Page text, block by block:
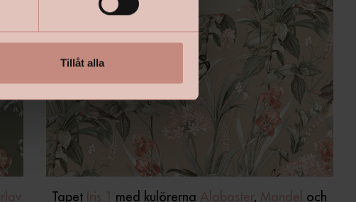
Tillåt alla
Tapet med kulörerna ,
och